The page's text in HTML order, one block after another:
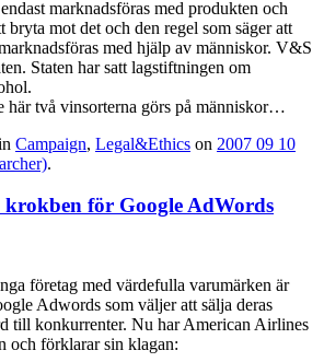
marknadsföras med produkten och
mot det och den regel som säger att
med hjälp av människor. V&S
Staten har satt lagstiftningen om
här två vinsorterna görs på människor…
Campaign, Legal&Ethics on 2007 09 10
.
för Google AdWords
företag med värdefulla varumärken är
Adwords som väljer att sälja deras
till konkurrenter. Nu har American Airlines
och förklarar sin klagan: